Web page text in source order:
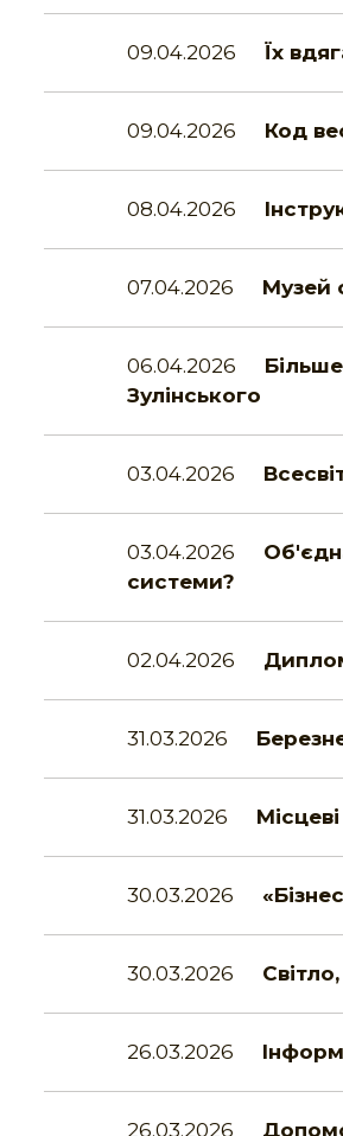
09.04.2026 Їх
09.04.2026 Код
08.04.2026
07.04.2026 Музей
06.04.2026
Зулінського
03.04.2026
03.04.2026
системи?
02.04.2026
31.03.2026
31.03.2026
30.03.2026
30.03.2026
26.03.2026
26.03.2026